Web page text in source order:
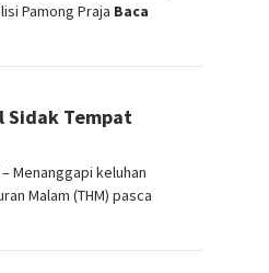
Pamong Praja Baca
Sidak Tempat
– Menanggapi keluhan
Malam (THM) pasca